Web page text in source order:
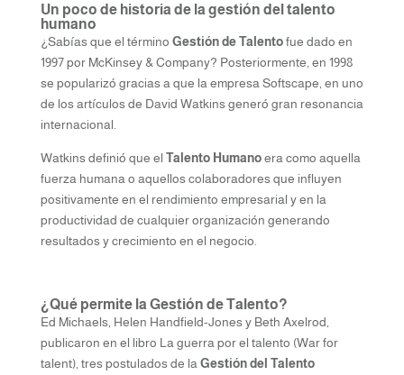
Un poco de historia de la gestión del talento
humano
¿Sabías que el término Gestión de Talentofue dado en
1997 por McKinsey & Company? Posteriormente, en 1998
se popularizó gracias a que la empresa Softscape, en uno
de los artículos de David Watkins generó gran resonancia
internacional.
Watkins definió que el Talento Humanoera como aquella
fuerza humana o aquellos colaboradores que influyen
positivamente en el rendimiento empresarial y en la
productividad de cualquier organización generando
resultados y crecimiento en el negocio.
¿Qué permite la Gestión de Talento?
Ed Michaels, Helen Handfield-Jones y Beth Axelrod,
publicaron en el libro La guerra por el talento (War for
talent), tres postulados de la Gestión del Talento